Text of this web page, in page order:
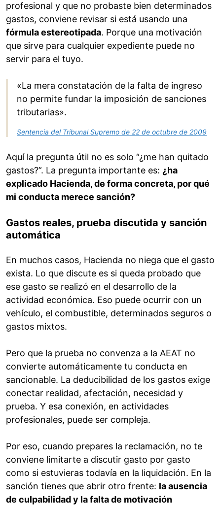
profesional y que no probaste bien determinados
gastos, conviene revisar si está usando una
fórmula estereotipada. Porque una motivación
que sirve para cualquier expediente puede no
servir para el tuyo.
«La mera constatación de la falta de ingreso
no permite fundar la imposición de sanciones
tributarias».
Sentencia del Tribunal Supremo de 22 de octubre de 2009
Aquí la pregunta útil no es solo “¿me han quitado
gastos?”. La pregunta importante es: ¿ha
explicado Hacienda, de forma concreta, por qué
mi conducta merece sanción?
Gastos reales, prueba discutida y sanción
automática
En muchos casos, Hacienda no niega que el gasto
exista. Lo que discute es si queda probado que
ese gasto se realizó en el desarrollo de la
actividad económica. Eso puede ocurrir con un
vehículo, el combustible, determinados seguros o
gastos mixtos.
Pero que la prueba no convenza a la AEAT no
convierte automáticamente tu conducta en
sancionable. La deducibilidad de los gastos exige
conectar realidad, afectación, necesidad y
prueba. Y esa conexión, en actividades
profesionales, puede ser compleja.
Por eso, cuando prepares la reclamación, no te
conviene limitarte a discutir gasto por gasto
como si estuvieras todavía en la liquidación. En la
sanción tienes que abrir otro frente: la ausencia
de culpabilidad y la falta de motivación